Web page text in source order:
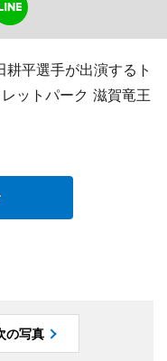
平選手が出演するト
ットパーク 滋賀竜王
の写真